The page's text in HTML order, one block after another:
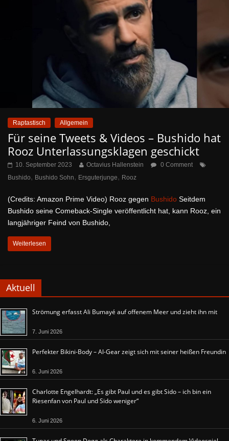
Raptastisch Allgemein
Für seine Tweets & Videos – Bushido hat
Rooz Unterlassungsklagen geschickt
10. September 2023 Octavius Hallenstein
0 Comment
Bushido, Bushido Sohn, Ersguterjunge, Rooz
(Credits: Amazon Prime Video) Rooz gegen Bushido Seitdem
Bushido seine Comeback-Single veröffentlicht hat, kann Rooz, ein
langjähriger Feind von Bushido,
Weiterlesen
Aktuell
Strömung erfasst Ali Bumayé auf offenem Meer und zieht ihn mit
7. Juni 2026
Perfekter Bikini-Body – Al-Gear zeigt sich mit seiner heißen Freundin
6. Juni 2026
Charlotte Engelhardt: „Es gibt Paul und es gibt Sido – ich bin ein
Riesenfan von Paul und Sido weniger“
6. Juni 2026